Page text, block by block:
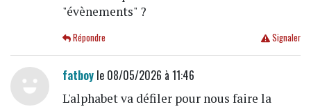
"évènements" ?
Signaler
Répondre
fatboyle 08/05/2026 à 11:46
L'alphabet va défiler pour nous faire la